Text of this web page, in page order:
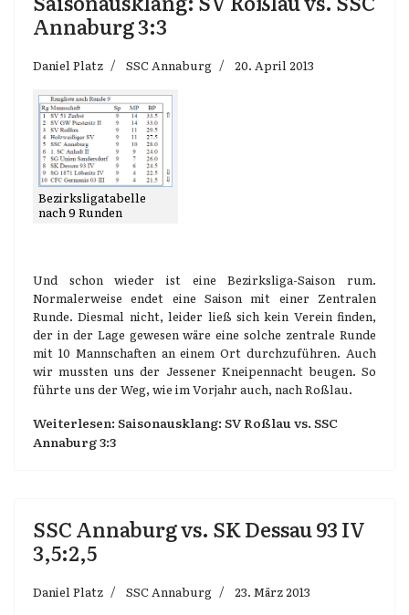
Annaburg 3:3
Daniel Platz SSC Annaburg 20. April 2013
Bezirksligatabelle
nach 9 Runden
Und schon wieder ist eine Bezirksliga-Saison rum.
Normalerweise endet eine Saison mit einer Zentralen
Runde. Diesmal nicht, leider ließ sich kein Verein finden,
der in der Lage gewesen wäre eine solche zentrale Runde
mit 10 Mannschaften an einem Ort durchzuführen. Auch
wir mussten uns der Jessener Kneipennacht beugen. So
führte uns der Weg, wie im Vorjahr auch, nach Roßlau.
Weiterlesen: Saisonausklang: SV Roßlau vs. SSC
Annaburg 3:3
SSC Annaburg vs. SK Dessau 93 IV
3,5:2,5
Daniel Platz SSC Annaburg 23. März 2013